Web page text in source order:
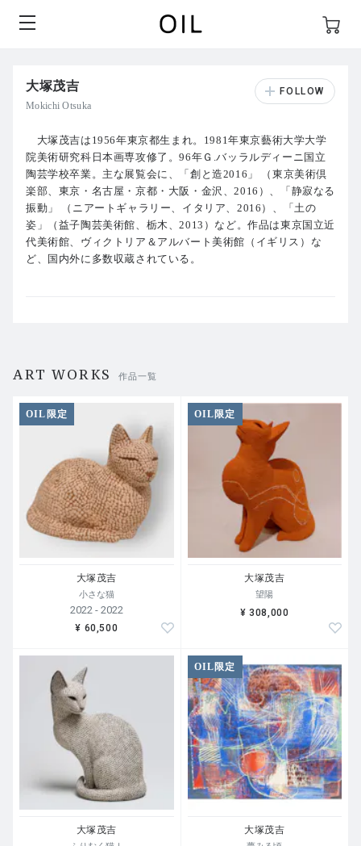
大塚茂吉
Mokichi Otsuka
大塚茂吉は1956年東京都生まれ。1981年東京藝術大学大学
院美術研究科日本画専攻修了。96年Ｇ.バッラルディーニ国立
陶芸学校卒業。主な展覧会に、「創と造2016」 （東京美術倶
楽部、東京・名古屋・京都・大阪・金沢、2016）、「静寂なる
振動」 （ニアートギャラリー、イタリア、2016）、「土の
姿」（益子陶芸美術館、栃木、2013）など。作品は東京国立近
代美術館、ヴィクトリア＆アルバート美術館（イギリス）な
ど、国内外に多数収蔵されている。
ART WORKS 作品一覧
OIL限定
大塚茂吉
小さな猫
2022 - 2022
¥ 60,500
OIL限定
大塚茂吉
望陽
¥ 308,000
大塚茂吉
OIL限定
大塚茂吉